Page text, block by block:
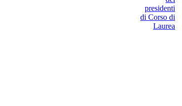
presidenti
di Corso di
Laurea